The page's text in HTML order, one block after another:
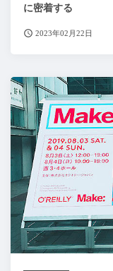
に密着する
2023年02月22日